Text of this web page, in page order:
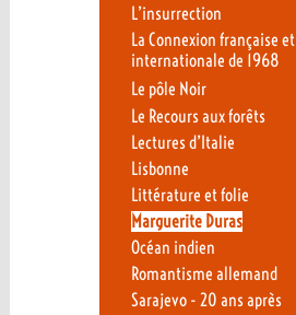
L’insurrection
La Connexion française et
internationale de 1968
Le pôle Noir
Le Recours aux forêts
Lectures d’Italie
Lisbonne
Littérature et folie
Marguerite Duras
Océan indien
Romantisme allemand
Sarajevo - 20 ans après